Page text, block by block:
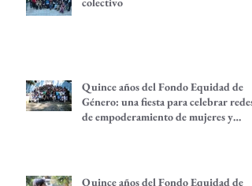
Quince años del Fondo Equidad de
Género: una fiesta para celebrar redes
de empoderamiento de mujeres y
Quince años del Fondo Equidad de